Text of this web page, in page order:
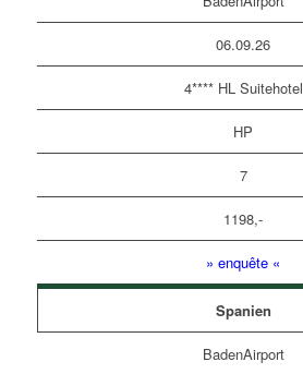
06.09.26
4**** HL Suitehotel
HP
7
1198,-
» enquête «
Spanien
BadenAirport